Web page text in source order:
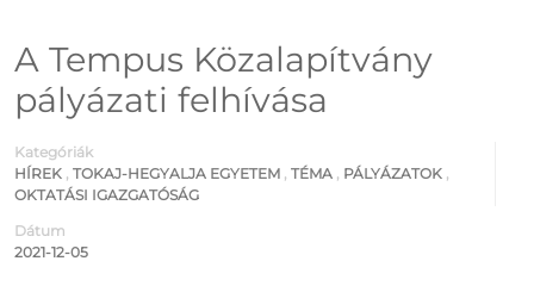
A Tempus Közalapítvány
pályázati felhívása
Kategóriák
HÍREK , TOKAJ-HEGYALJA EGYETEM , TÉMA , PÁLYÁZATOK ,
OKTATÁSI IGAZGATÓSÁG
Dátum
2021-12-05